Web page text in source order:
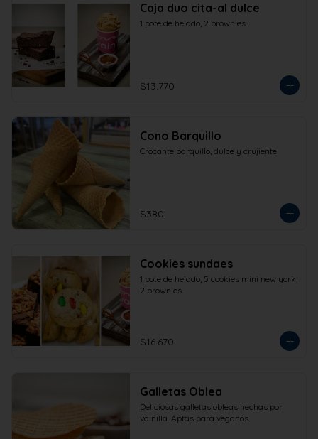
Caja duo cita-al dulce
1 pote de helado, 2 brownies.
$13.770
Cono Barquillo
Crocante barquillo, dulce y crujiente
$380
Cookies sundaes
1 pote de helado, 5 cookies mini new york,
2 brownies.
$16.670
Galletas Oblea
Deliciosas galletas obleas hechas por
vainilla. Aptas para veganos.